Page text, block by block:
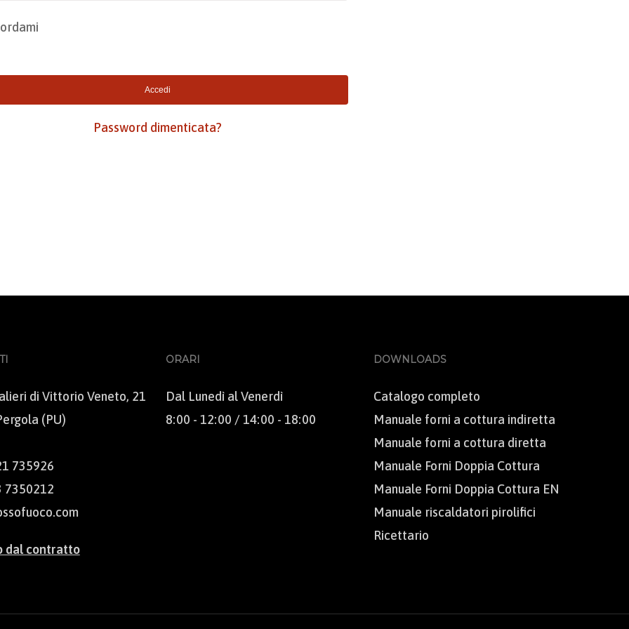
Accedi
Password dimenticata?
di Vittorio Veneto, 21
(PU)
735926
7350212
dal contratto
ORARI
Dal Lunedì al Venerdì
8:00 - 12:00 / 14:00 - 18:00
DOWNLOADS
Catalogo completo
Manuale forni a cottura indiretta
Manuale forni a cottura diretta
Manuale Forni Doppia Cottura
Manuale Forni Doppia Cottura EN
Manuale riscaldatori pirolifici
Ricettario